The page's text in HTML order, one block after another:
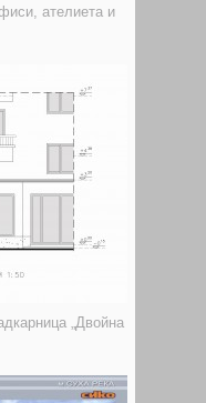
ателиета и
„Двойна